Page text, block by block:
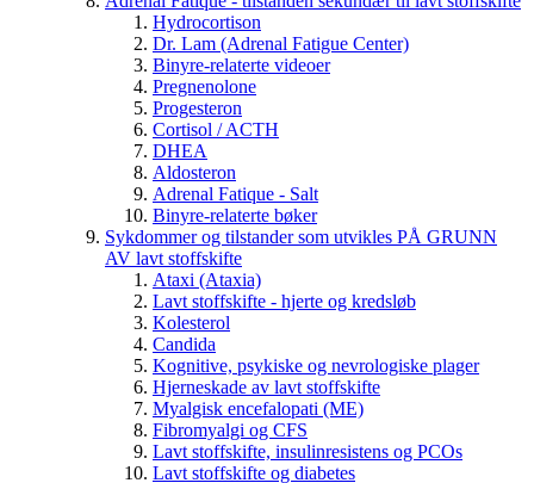
Hydrocortison
Dr. Lam (Adrenal Fatigue Center)
Binyre-relaterte videoer
Pregnenolone
Progesteron
Cortisol / ACTH
DHEA
Aldosteron
Adrenal Fatique - Salt
Binyre-relaterte bøker
Sykdommer og tilstander som utvikles PÅ GRUNN
AV lavt stoffskifte
Ataxi (Ataxia)
Lavt stoffskifte - hjerte og kredsløb
Kolesterol
Candida
Kognitive, psykiske og nevrologiske plager
Hjerneskade av lavt stoffskifte
Myalgisk encefalopati (ME)
Fibromyalgi og CFS
Lavt stoffskifte, insulinresistens og PCOs
Lavt stoffskifte og diabetes